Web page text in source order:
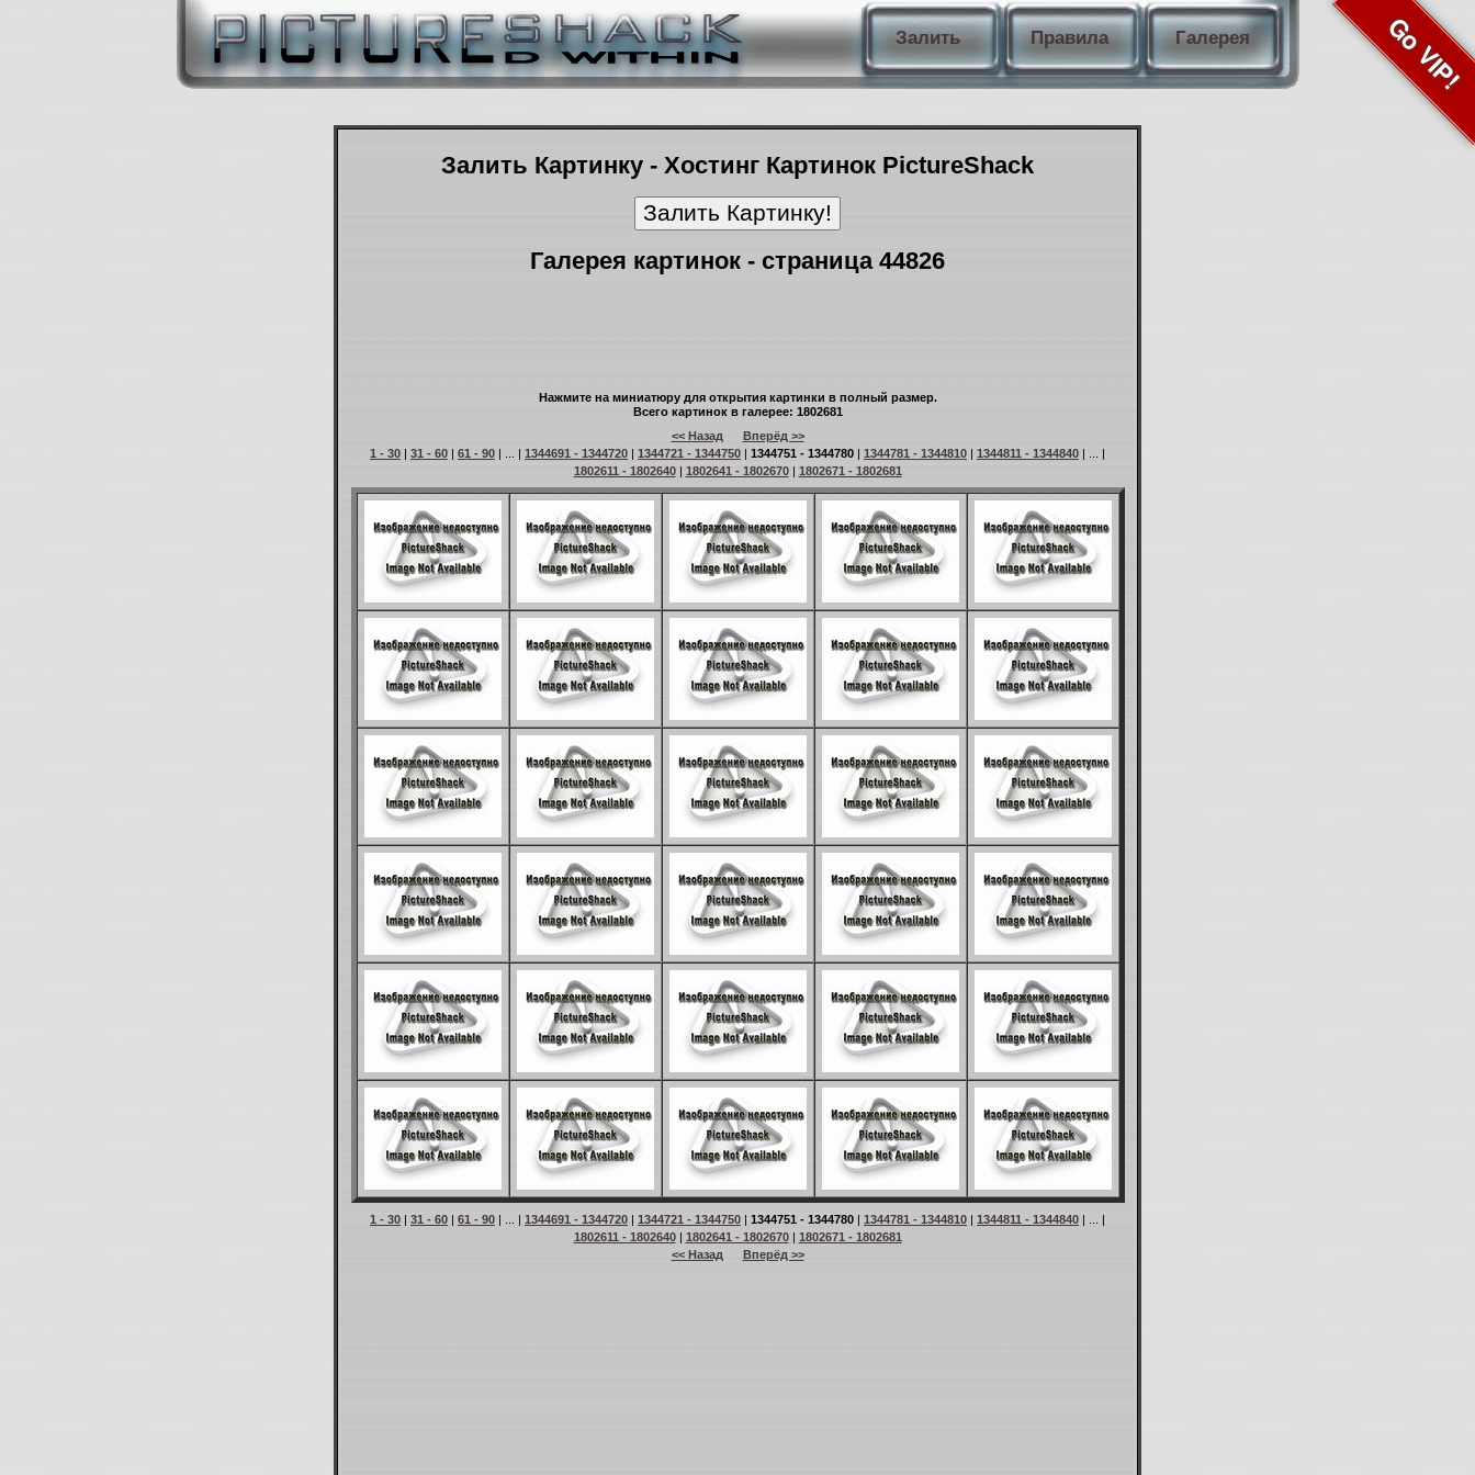
Залить Правила Галерея Go VIP!
Залить Картинку - Хостинг Картинок PictureShack
Галерея картинок - страница 44826
Нажмите на миниатюру для открытия картинки в полный размер.
Всего картинок в галерее: 1802681
<< Назад
Вперёд >>
1 - 30 | 31 - 60 | 61 - 90 | ... | 1344691 - 1344720 | 1344721 - 1344750 | 1344751 - 1344780 | 1344781 - 1344810 | 1344811 - 1344840 | ... |
1802611 - 1802640| 1802641 - 1802670| 1802671 - 1802681
1 - 30 | 31 - 60 | 61 - 90 | ... | 1344691 - 1344720 | 1344721 - 1344750 | 1344751 - 1344780 | 1344781 - 1344810 | 1344811 - 1344840 | ... |
1802611 - 1802640| 1802641 - 1802670| 1802671 - 1802681
<< Назад
Вперёд >>